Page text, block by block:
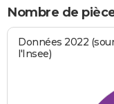
Nombre de
Données 2022
l'Insee)